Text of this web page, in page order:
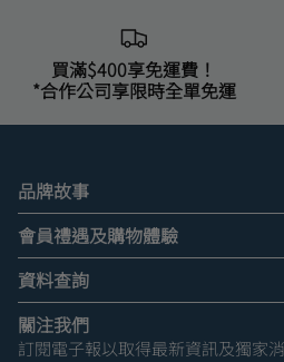
買滿$400享免運費！
*合作公司享限時全單免運
品牌故事
會員禮遇及購物體驗
資料查詢
關注我們
訂閱電子報以取得最新資訊及獨家